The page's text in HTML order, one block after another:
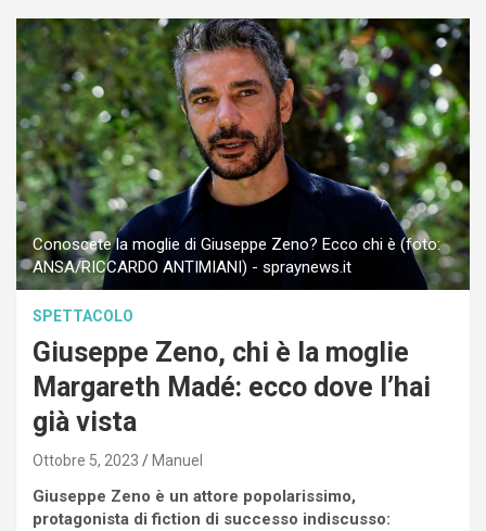
Conoscete la moglie di Giuseppe Zeno? Ecco chi è (foto:
ANSA/RICCARDO ANTIMIANI) - spraynews.it
SPETTACOLO
Giuseppe Zeno, chi è la moglie
Margareth Madé: ecco dove l’hai
già vista
Ottobre 5, 2023 Manuel
Giuseppe Zeno è un attore popolarissimo,
protagonista di fiction di successo indiscusso: